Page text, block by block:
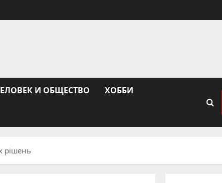
И ОБЩЕСТВО ХОББИ
рішень